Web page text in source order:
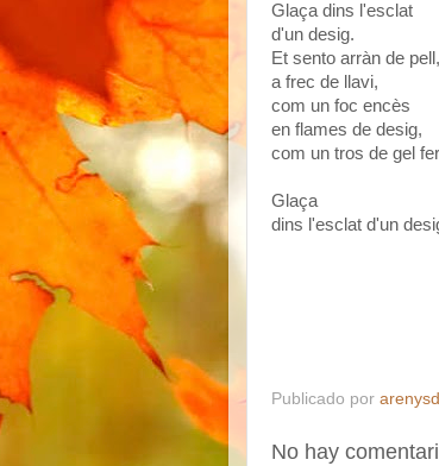
Glaça dins l'esclat
d'un desig.
Et sento arràn de pell,
a frec de llavi,
com un foc encès
en flames de desig,
com un tros de gel
Glaça
dins l'esclat d'un
Publicado por
No hay